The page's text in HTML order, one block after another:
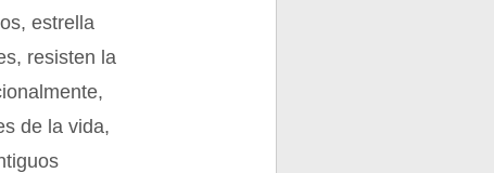
estrella
resisten la
de la vida,